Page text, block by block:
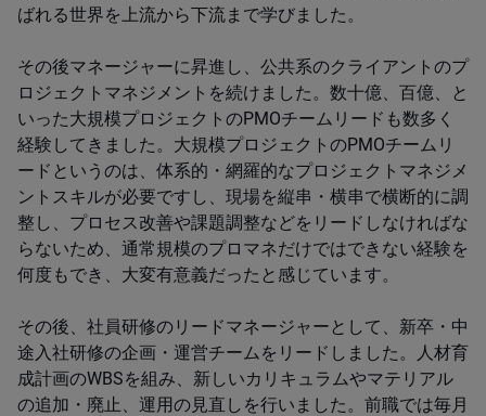
ばれる世界を上流から下流まで学びました。
その後マネージャーに昇進し、公共系のクライアントのプ
ロジェクトマネジメントを続けました。数十億、百億、と
いった大規模プロジェクトのPMOチームリードも数多く
経験してきました。大規模プロジェクトのPMOチームリ
ードというのは、体系的・網羅的なプロジェクトマネジメ
ントスキルが必要ですし、現場を縦串・横串で横断的に調
整し、プロセス改善や課題調整などをリードしなければな
らないため、通常規模のプロマネだけではできない経験を
何度もでき、大変有意義だったと感じています。
その後、社員研修のリードマネージャーとして、新卒・中
途入社研修の企画・運営チームをリードしました。人材育
成計画のWBSを組み、新しいカリキュラムやマテリアル
の追加・廃止、運用の見直しを行いました。前職では毎月